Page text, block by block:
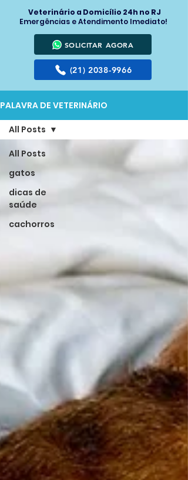
Veterinário a Domicílio 24h no RJ
Emergências e Atendimento Imediato!
SOLICITAR AGORA
(21) 2038-9966
PALAVRA DE VETERINÁRIO
All Posts
gatos
dicas de
saúde
cachorros
All Posts